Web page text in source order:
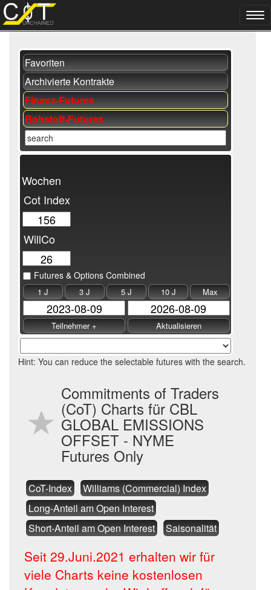
Favoriten
Archivierte Kontrakte
Finanz-Futures
Rohstoff-Futures
Wochen
Cot Index
WillCo
1 J 3 J 5 J 10 J Max
Futures & Options Combined
Hint: You can reduce the selectable futures with the search.
Commitments of Traders
(CoT) Charts für CBL
GLOBAL EMISSIONS
OFFSET - NYME
Futures Only
CoT-Index
Williams (Commercial) Index
Long-Anteil am Open Interest
Short-Anteil am Open Interest
Saisonalität
Seit 29.Juni.2021 erhalten wir für
viele Charts keine kostenlosen